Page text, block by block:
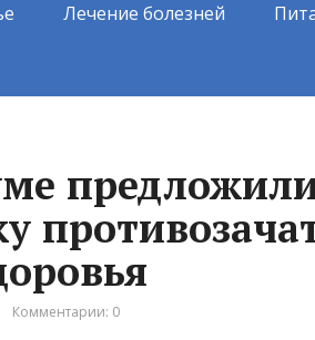
Лечение болезней
Комментарии: 0